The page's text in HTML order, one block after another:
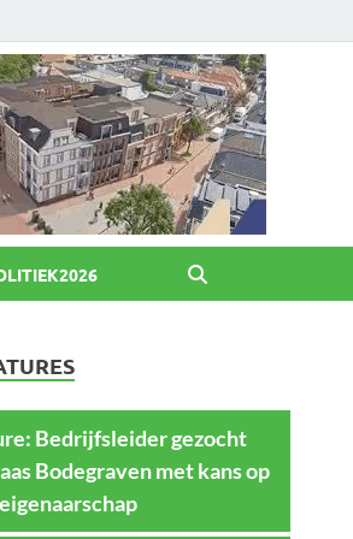
Bedrijfsleider gezocht
Bodegraven met kans op